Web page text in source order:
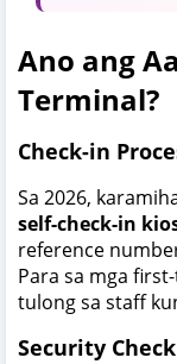
Ano ang
Terminal?
Check-in
Sa 2026,
self-check-in
reference
Para sa mga
tulong sa staff
Security Check